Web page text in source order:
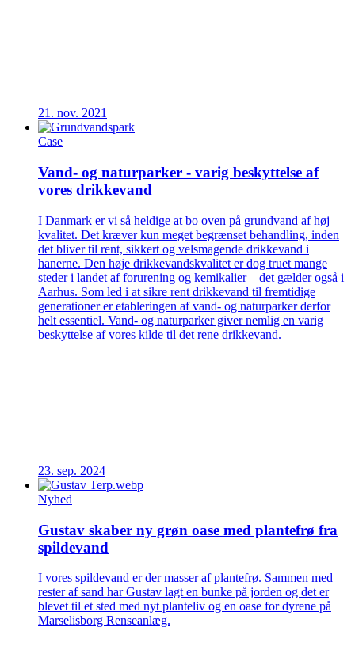
21. nov. 2021
Case
Vand- og naturparker - varig beskyttelse af
vores drikkevand
I Danmark er vi så heldige at bo oven på grundvand af høj
kvalitet. Det kræver kun meget begrænset behandling, inden
det bliver til rent, sikkert og velsmagende drikkevand i
hanerne. Den høje drikkevandskvalitet er dog truet mange
steder i landet af forurening og kemikalier – det gælder også i
Aarhus. Som led i at sikre rent drikkevand til fremtidige
generationer er etableringen af vand- og naturparker derfor
helt essentiel. Vand- og naturparker giver nemlig en varig
beskyttelse af vores kilde til det rene drikkevand.
23. sep. 2024
Nyhed
Gustav skaber ny grøn oase med plantefrø fra
spildevand
I vores spildevand er der masser af plantefrø. Sammen med
rester af sand har Gustav lagt en bunke på jorden og det er
blevet til et sted med nyt planteliv og en oase for dyrene på
Marselisborg Renseanlæg.